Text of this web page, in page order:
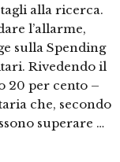
alla ricerca.
l’allarme,
sulla Spending
Rivedendo il
20 per cento –
che, secondo
superare …